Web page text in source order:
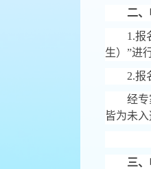
二
1.报
生） ”进
2.报
经
皆为未入
三